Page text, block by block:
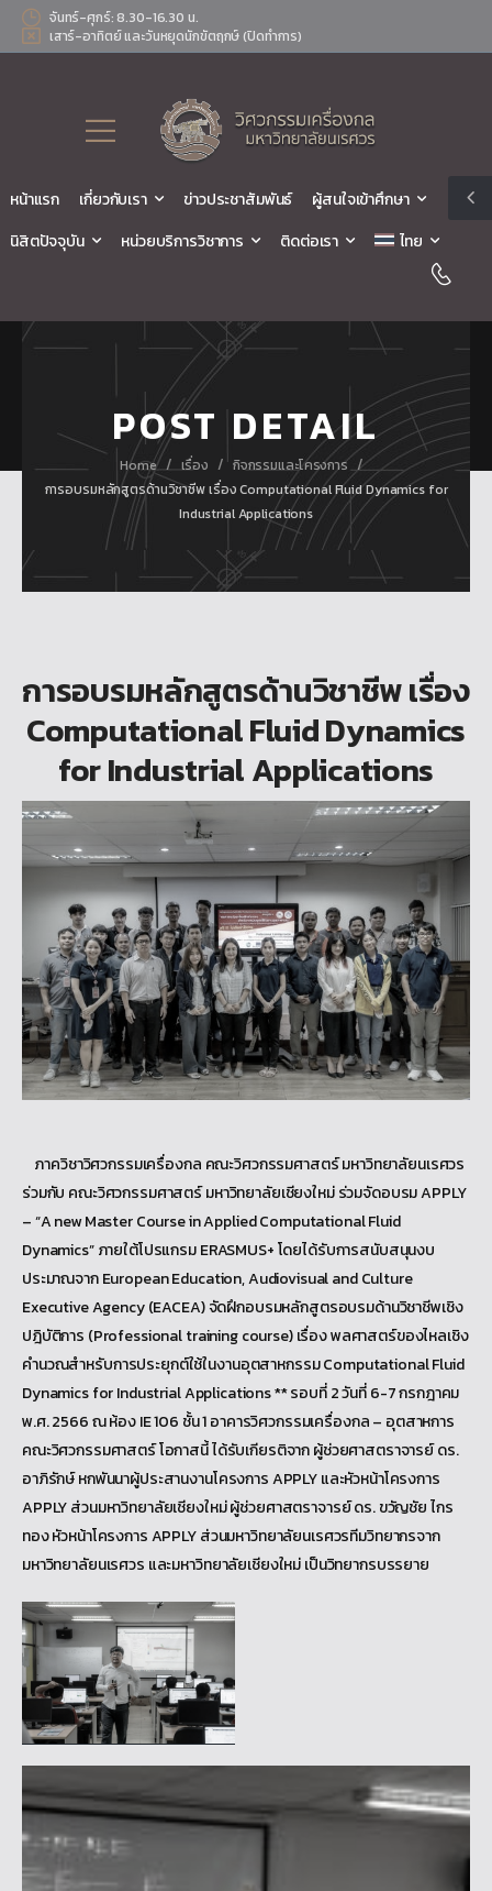
จันทร์-ศุกร์: 8.30-16.30 น.
เสาร์-อาทิตย์ และวันหยุดนักขัตฤกษ์ (ปิดทำการ)
หน้าแรก เกี่ยวกับเรา ข่าวประชาสัมพันธ์
ผู้สนใจเข้าศึกษา
นิสิตปัจจุบัน
หน่วยบริการวิชาการ ติดต่อเรา ไทย
POST DETAIL
Home / เรื่อง / กิจกรรมและโครงการ /
การอบรมหลักสูตรด้านวิชาชีพ เรื่อง Computational Fluid Dynamics for
Industrial Applications
การอบรมหลักสูตรด้านวิชาชีพ เรื่อง
Computational Fluid Dynamics
for Industrial Applications
ภาควิชาวิศวกรรมเครื่องกล คณะวิศวกรรมศาสตร์ มหาวิทยาลัยนเรศวร
ร่วมกับ คณะวิศวกรรมศาสตร์ มหาวิทยาลัยเชียงใหม่ ร่วมจัดอบรม APPLY
– “A new Master Course in Applied Computational Fluid
Dynamics” ภายใต้โปรแกรม ERASMUS+ โดยได้รับการสนับสนุนงบ
ประมาณจาก European Education, Audiovisual and Culture
Executive Agency (EACEA) จัดฝึกอบรมหลักสูตรอบรมด้านวิชาชีพเชิง
ปฎิบัติการ (Professional training course) เรื่อง พลศาสตร์ของไหลเชิง
คำนวณสำหรับการประยุกต์ใช้ในงานอุตสาหกรรม Computational Fluid
Dynamics for Industrial Applications ** รอบที่ 2 วันที่ 6-7 กรกฎาคม
พ.ศ. 2566 ณ ห้อง IE 106 ชั้น 1 อาคารวิศวกรรมเครื่องกล – อุตสาหการ
คณะวิศวกรรมศาสตร์ โอกาสนี้ ได้รับเกียรติจาก ผู้ช่วยศาสตราจารย์ ดร.
อาภิรักษ์ หกพันนาผู้ประสานงานโครงการ APPLY และหัวหน้าโครงการ
APPLY ส่วนมหาวิทยาลัยเชียงใหม่ ผู้ช่วยศาสตราจารย์ ดร. ขวัญชัย ไกร
ทอง หัวหน้าโครงการ APPLY ส่วนมหาวิทยาลัยนเรศวรทีมวิทยากรจาก
มหาวิทยาลัยนเรศวร และมหาวิทยาลัยเชียงใหม่ เป็นวิทยากรบรรยาย